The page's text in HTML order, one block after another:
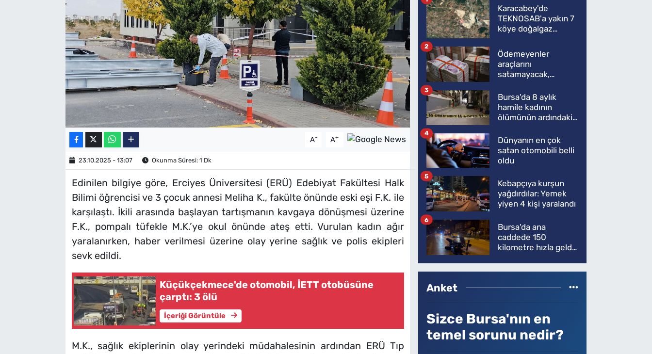
A- A+
23.10.2025 - 13:07 Okunma Süresi: 1 Dk
Edinilen bilgiye göre, Erciyes Üniversitesi (ERÜ) Edebiyat Fakültesi Halk
Bilimi öğrencisi ve 3 çocuk annesi Meliha K., fakülte önünde eski eşi F.K. ile
karşılaştı. İkili arasında başlayan tartışmanın kavgaya dönüşmesi üzerine
F.K., pompalı tüfekle M.K.’ye okul önünde ateş etti. Vurulan kadın ağır
yaralanırken, haber verilmesi üzerine olay yerine sağlık ve polis ekipleri
sevk edildi.
Küçükçekmece'de otomobil, İETT otobüsüne
çarptı: 3 ölü
İçeriği Görüntüle
M.K., sağlık ekiplerinin olay yerindeki müdahalesinin ardından ERÜ Tıp
Karacabey'de
TEKNOSAB'a yakın 7
köye doğalgaz
Ödemeyenler
araçlarını
satamayacak,
2
Bursa'da 8 aylık
hamile kadının
ölümünün ardındaki
3
Dünyanın en çok
satan otomobili belli
oldu
4
Kebapçıya kurşun
yağdırdılar: Yemek
yiyen 4 kişi yaralandı
5
Bursa'da ana
caddede 150
kilometre hızla geldi,
6
Anket
Sizce Bursa'nın en
temel sorunu nedir?
TV REHBERİ